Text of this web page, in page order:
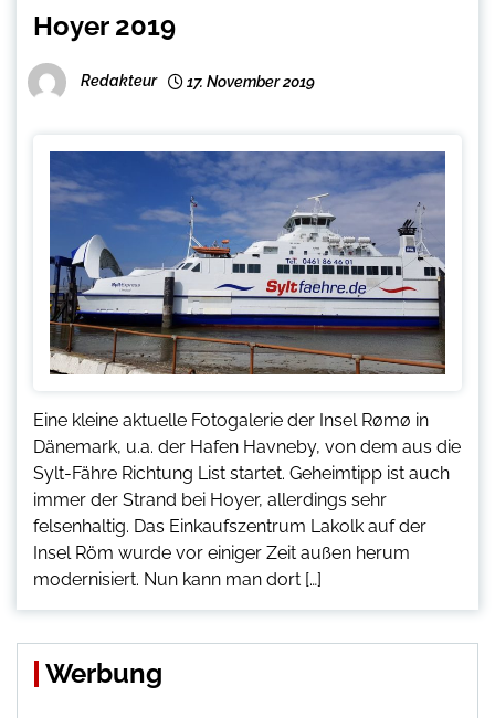
Hoyer 2019
Redakteur 17. November 2019
Eine kleine aktuelle Fotogalerie der Insel Rømø in
Dänemark, u.a. der Hafen Havneby, von dem aus die
Sylt-Fähre Richtung List startet. Geheimtipp ist auch
immer der Strand bei Hoyer, allerdings sehr
felsenhaltig. Das Einkaufszentrum Lakolk auf der
Insel Röm wurde vor einiger Zeit außen herum
modernisiert. Nun kann man dort […]
Werbung